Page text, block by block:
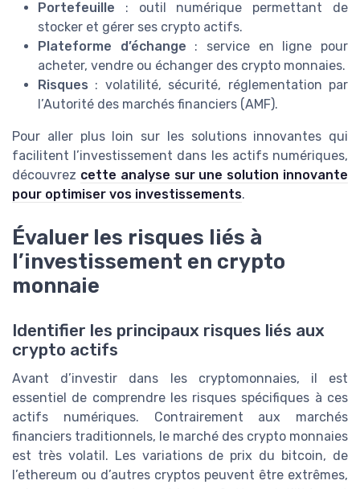
Portefeuille : outil numérique permettant de
stocker et gérer ses crypto actifs.
Plateforme d’échange : service en ligne pour
acheter, vendre ou échanger des crypto monnaies.
Risques : volatilité, sécurité, réglementation par
l’Autorité des marchés financiers (AMF).
Pour aller plus loin sur les solutions innovantes qui
facilitent l’investissement dans les actifs numériques,
découvrez cette analyse sur une solution innovante
pour optimiser vos investissements.
Évaluer les risques liés à
l’investissement en crypto
monnaie
Identifier les principaux risques liés aux
crypto actifs
Avant d’investir dans les cryptomonnaies, il est
essentiel de comprendre les risques spécifiques à ces
actifs numériques. Contrairement aux marchés
financiers traditionnels, le marché des crypto monnaies
est très volatil. Les variations de prix du bitcoin, de
l’ethereum ou d’autres cryptos peuvent être extrêmes,